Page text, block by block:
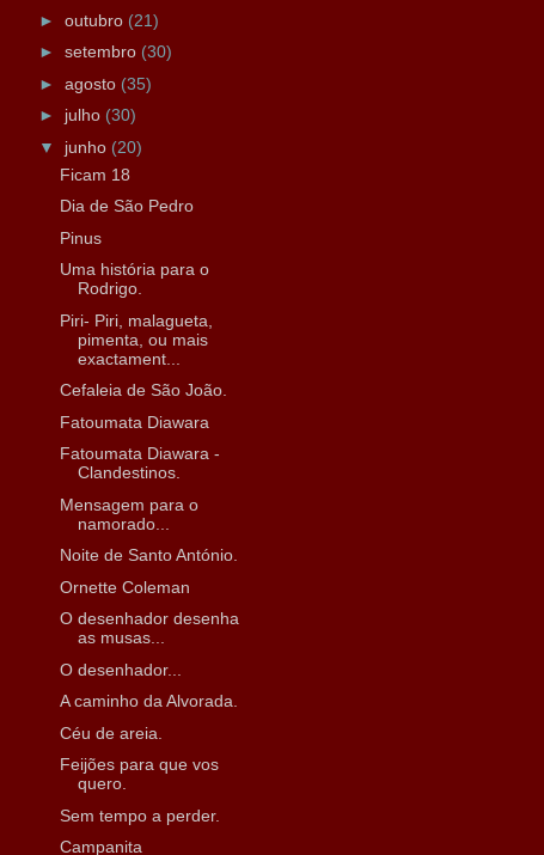
► outubro (21)
► setembro (30)
► agosto (35)
► julho (30)
▼ junho (20)
Ficam 18
Dia de São Pedro
Pinus
Uma história para o
Rodrigo.
Piri- Piri, malagueta,
pimenta, ou mais
exactament...
Cefaleia de São João.
Fatoumata Diawara
Fatoumata Diawara -
Clandestinos.
Mensagem para o
namorado...
Noite de Santo António.
Ornette Coleman
O desenhador desenha
as musas...
O desenhador...
A caminho da Alvorada.
Céu de areia.
Feijões para que vos
quero.
Sem tempo a perder.
Campanita